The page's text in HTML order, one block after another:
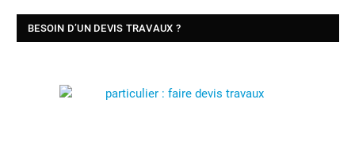
BESOIN D’UN DEVIS TRAVAUX ?